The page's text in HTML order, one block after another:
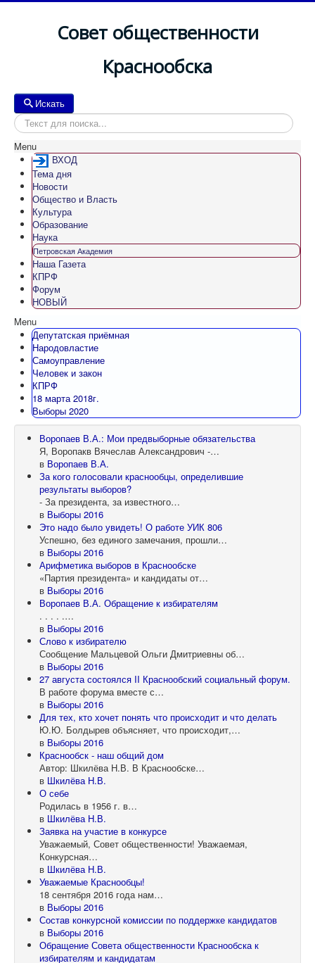
Совет общественности
Краснообска
Искать
Menu
ВХОД
Тема дня
Новости
Общество и Власть
Культура
Образование
Наука
Петровская Академия
Наша Газета
КПРФ
Форум
НОВЫЙ
Menu
Депутатская приёмная
Народовластие
Самоуправление
Человек и закон
КПРФ
18 марта 2018г.
Выборы 2020
Воропаев В.А.: Мои предвыборные обязательства
Я, Воропакв Вячеслав Александрович -…
в Воропаев В.А.
За кого голосовали краснообцы, определившие
результаты выборов?
- За президента, за известного…
в Выборы 2016
Это надо было увидеть! О работе УИК 806
Успешно, без единого замечания, прошли…
в Выборы 2016
Арифметика выборов в Краснообске
«Партия президента» и кандидаты от…
в Выборы 2016
Воропаев В.А. Обращение к избирателям
. . . . .…
в Выборы 2016
Слово к избирателю
Сообщение Мальцевой Ольги Дмитриевны об…
в Выборы 2016
27 августа состоялся II Краснообский социальный форум.
В работе форума вместе с…
в Выборы 2016
Для тех, кто хочет понять что происходит и что делать
Ю.Ю. Болдырев объясняет, что происходит,…
в Выборы 2016
Краснообск - наш общий дом
Автор: Шкилёва Н.В. В Краснообске…
в Шкилёва Н.В.
О себе
Родилась в 1956 г. в…
в Шкилёва Н.В.
Заявка на участие в конкурсе
Уважаемый, Совет общественности! Уважаемая,
Конкурсная…
в Шкилёва Н.В.
Уважаемые Краснообцы!
18 сентября 2016 года нам…
в Выборы 2016
Состав конкурсной комиссии по поддержке кандидатов
в Выборы 2016
Обращение Совета общественности Краснообска к
избирателям и кандидатам